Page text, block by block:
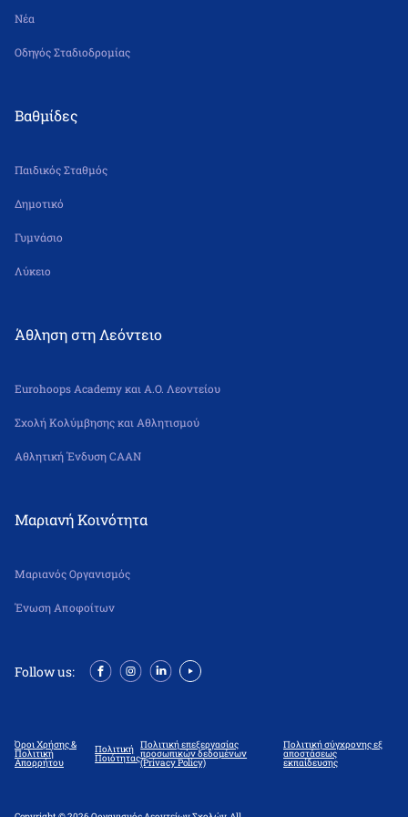
Νέα
Οδηγός Σταδιοδρομίας
Βαθμίδες
Παιδικός Σταθμός
Δημοτικό
Γυμνάσιο
Λύκειο
Άθληση στη Λεόντειο
Eurohoops Academy και Α.Ο. Λεοντείου
Σχολή Κολύμβησης και Αθλητισμού
Αθλητική Ένδυση CAAN
Μαριανή Κοινότητα
Μαριανός Οργανισμός
Ένωση Αποφοίτων
Follow us:
Όροι Χρήσης &
Πολιτική
Απορρήτου
Πολιτική
Ποιότητας
Πολιτική επεξεργασίας
προσωπικών δεδομένων
(Privacy Policy)
Πολιτική σύγχρονης εξ
αποστάσεως
εκπαίδευσης